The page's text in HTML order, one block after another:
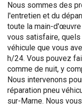
Nous sommes des
l'entretien et du
toute la main-
vous satisfaire,
véhicule que vous
h/24. Vous pouvez
comme de nuit, y
Nous intervenons
réparation pneu
sur-Marne. Nous